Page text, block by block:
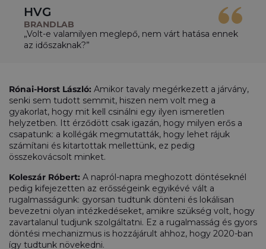
HVG
BRANDLAB
„Volt-e valamilyen meglepő, nem várt hatása ennek
az időszaknak?”
Rónai-Horst László: Amikor tavaly megérkezett a járvány,
senki sem tudott semmit, hiszen nem volt meg a
gyakorlat, hogy mit kell csinálni egy ilyen ismeretlen
helyzetben. Itt érződött csak igazán, hogy milyen erős a
csapatunk: a kollégák megmutatták, hogy lehet rájuk
számítani és kitartottak mellettünk, ez pedig
összekovácsolt minket.
Koleszár Róbert: A napról-napra meghozott döntéseknél
pedig kifejezetten az erősségeink egyikévé vált a
rugalmasságunk: gyorsan tudtunk dönteni és lokálisan
bevezetni olyan intézkedéseket, amikre szükség volt, hogy
zavartalanul tudjunk szolgáltatni. Ez a rugalmasság és gyors
döntési mechanizmus is hozzájárult ahhoz, hogy 2020-ban
így tudtunk növekedni.